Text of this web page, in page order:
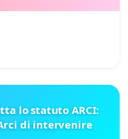
lo statuto ARCI:
di intervenire